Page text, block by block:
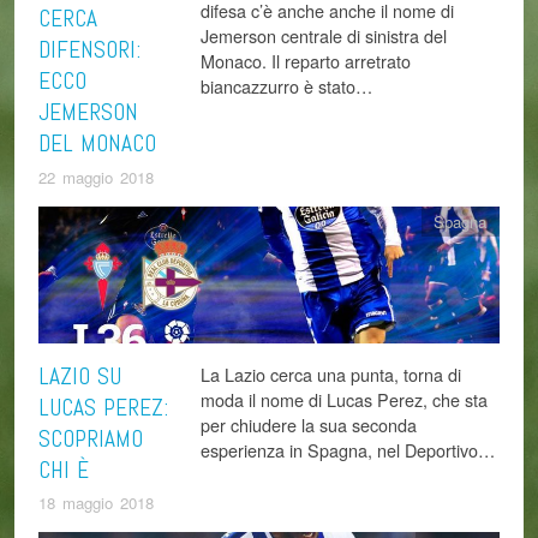
CERCA
DIFENSORI:
ECCO
JEMERSON
DEL MONACO
22 maggio 2018
difesa c’è anche anche il nome di
Jemerson centrale di sinistra del
Monaco. Il reparto arretrato
biancazzurro è stato…
LAZIO SU
LUCAS PEREZ:
SCOPRIAMO
CHI È
18 maggio 2018
Spagna
La Lazio cerca una punta, torna di
moda il nome di Lucas Perez, che sta
per chiudere la sua seconda
esperienza in Spagna, nel Deportivo…